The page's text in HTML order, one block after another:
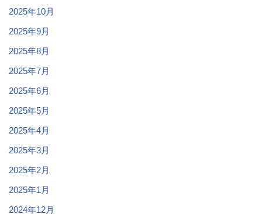
2025年10月
2025年9月
2025年8月
2025年7月
2025年6月
2025年5月
2025年4月
2025年3月
2025年2月
2025年1月
2024年12月